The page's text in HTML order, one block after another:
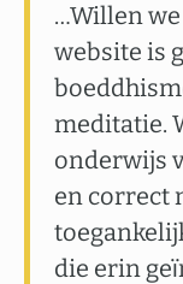
…Willen we
website is
meditatie.
onderwijs
en correct
die erin